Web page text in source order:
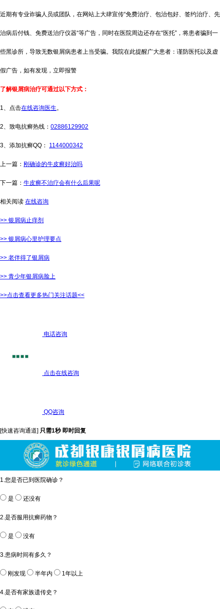
近期有专业诈骗人员或团队，在网站上大肆宣传“免费治疗、包治包好、签约治疗、先
治病后付钱、免费送治疗仪器“等广告，同时在医院周边还存在“医托”，将患者骗到一
些黑诊所，导致无数银屑病患者上当受骗。我院在此提醒广大患者：谨防医托以及虚
假广告，如有发现，立即报警
了解银屑病治疗可通过以下方式：
1、点击在线咨询医生。
2、致电抗癣热线： 02886129902
3、添加抗癣QQ： 1144000342
上一篇： 刚确诊的牛皮癣好治吗
下一篇： 牛皮癣不治疗会有什么后果呢
相关阅读 在线咨询
>> 银屑病止痒剂
>> 银屑病心里护理要点
>> 老伴得了银屑病
>> 青少年银屑病脸上
>>点击查看更多热门关注话题<<
电话咨询
点击在线咨询
QQ咨询
[快速咨询通道] 只需1秒 即时回复
1.您是否已到医院确诊？
是 还没有
2.是否服用抗癣药物？
是 没有
3.患病时间有多久？
刚发现 半年内 1年以上
4.是否有家族遗传史？